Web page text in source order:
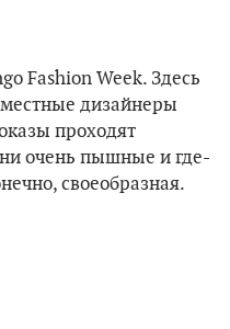
Fashion Week. Здесь
дизайнеры
проходят
очень пышные и где-
своеобразная.